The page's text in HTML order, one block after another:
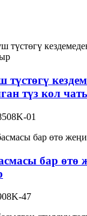
түстөгү
түз кол
01
бар өтө
47